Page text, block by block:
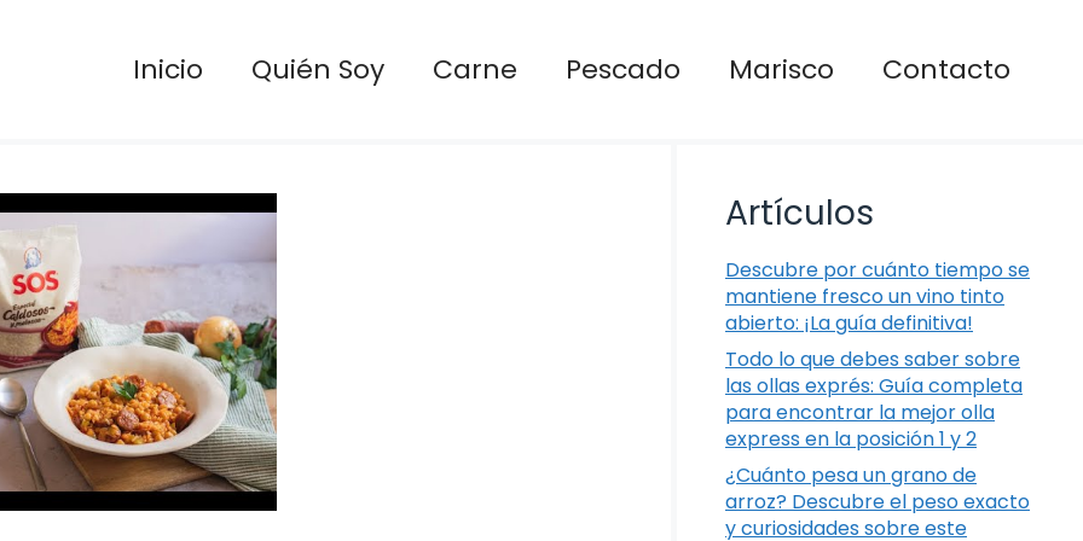
Inicio Quién Soy Carne Pescado Marisco Contacto
Artículos
Descubre por cuánto tiempo se
mantiene fresco un vino tinto
abierto: ¡La guía definitiva!
Todo lo que debes saber sobre
las ollas exprés: Guía completa
para encontrar la mejor olla
express en la posición 1 y 2
¿Cuánto pesa un grano de
arroz? Descubre el peso exacto
y curiosidades sobre este